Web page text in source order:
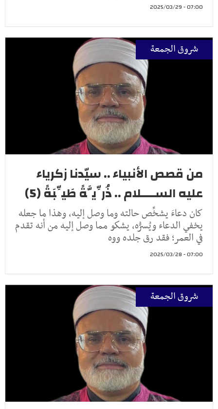
07:00 - 2025/03/29
شروق الجمعة
من قصص الأنبياء .. سيّدنا زكرياء
عليه الســــلام .. ذُرِّيَّةً طَيِّبَةً (5)
كان دعاءَ يشخِّص حالته وما وصل إليه، وهذا ما جعله
يخفي الدعاء ويُسرُّه، يشكو مما وصل إليه من أنه تقدم
في العمر؛ فقد رق جلده ووه
07:00 - 2025/03/28
شروق الجمعة